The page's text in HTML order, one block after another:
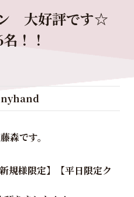
大好評です☆
！！
です。
規様限定】【平日限定ク